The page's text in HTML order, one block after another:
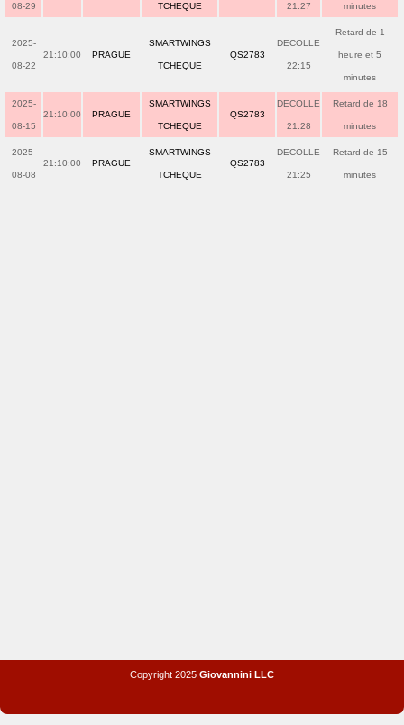
08-29 TCHEQUE 21:27 minutes
2025-
08-22
21:10:00 PRAGUE
SMARTWINGS
TCHEQUE
QS2783
DECOLLE
22:15
Retard de 1
heure et 5
minutes
2025-
08-15
21:10:00 PRAGUE
SMARTWINGS
TCHEQUE
QS2783
DECOLLE
21:28
Retard de 18
minutes
2025-
08-08
21:10:00 PRAGUE
SMARTWINGS
TCHEQUE
QS2783
DECOLLE
21:25
Retard de 15
minutes
Copyright 2025 Giovannini LLC